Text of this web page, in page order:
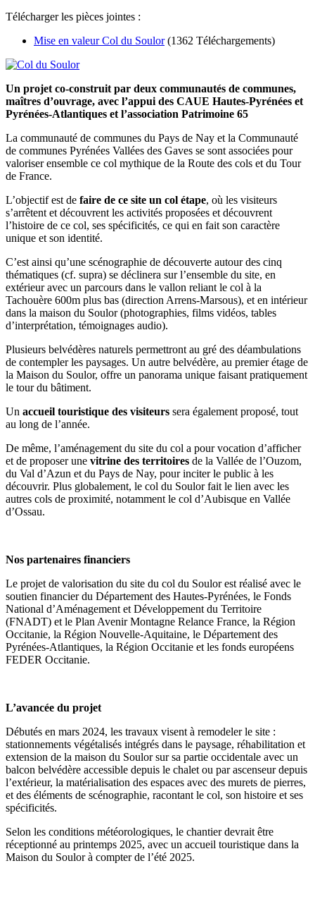
Télécharger les pièces jointes :
Mise en valeur Col du Soulor (1362 Téléchargements)
Un projet co-construit par deux communautés de communes,
maîtres d’ouvrage, avec l’appui des CAUE Hautes-Pyrénées et
Pyrénées-Atlantiques et l’association Patrimoine 65
La communauté de communes du Pays de Nay et la Communauté
de communes Pyrénées Vallées des Gaves se sont associées pour
valoriser ensemble ce col mythique de la Route des cols et du Tour
de France.
L’objectif est de faire de ce site un col étape, où les visiteurs
s’arrêtent et découvrent les activités proposées et découvrent
l’histoire de ce col, ses spécificités, ce qui en fait son caractère
unique et son identité.
C’est ainsi qu’une scénographie de découverte autour des cinq
thématiques (cf. supra) se déclinera sur l’ensemble du site, en
extérieur avec un parcours dans le vallon reliant le col à la
Tachouère 600m plus bas (direction Arrens-Marsous), et en intérieur
dans la maison du Soulor (photographies, films vidéos, tables
d’interprétation, témoignages audio).
Plusieurs belvédères naturels permettront au gré des déambulations
de contempler les paysages. Un autre belvédère, au premier étage de
la Maison du Soulor, offre un panorama unique faisant pratiquement
le tour du bâtiment.
Un accueil touristique des visiteurs sera également proposé, tout
au long de l’année.
De même, l’aménagement du site du col a pour vocation d’afficher
et de proposer une vitrine des territoires de la Vallée de l’Ouzom,
du Val d’Azun et du Pays de Nay, pour inciter le public à les
découvrir. Plus globalement, le col du Soulor fait le lien avec les
autres cols de proximité, notamment le col d’Aubisque en Vallée
d’Ossau.
Nos partenaires financiers
Le projet de valorisation du site du col du Soulor est réalisé avec le
soutien financier du Département des Hautes-Pyrénées, le Fonds
National d’Aménagement et Développement du Territoire
(FNADT) et le Plan Avenir Montagne Relance France, la Région
Occitanie, la Région Nouvelle-Aquitaine, le Département des
Pyrénées-Atlantiques, la Région Occitanie et les fonds européens
FEDER Occitanie.
L’avancée du projet
Débutés en mars 2024, les travaux visent à remodeler le site :
stationnements végétalisés intégrés dans le paysage, réhabilitation et
extension de la maison du Soulor sur sa partie occidentale avec un
balcon belvédère accessible depuis le chalet ou par ascenseur depuis
l’extérieur, la matérialisation des espaces avec des murets de pierres,
et des éléments de scénographie, racontant le col, son histoire et ses
spécificités.
Selon les conditions météorologiques, le chantier devrait être
réceptionné au printemps 2025, avec un accueil touristique dans la
Maison du Soulor à compter de l’été 2025.